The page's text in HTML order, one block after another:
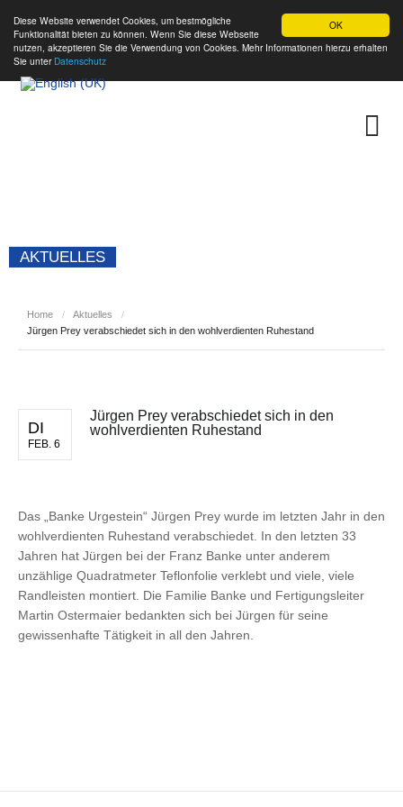
OK
Diese Website verwendet Cookies, um bestmögliche
Funktionalität bieten zu können. Wenn Sie diese Webseite
nutzen, akzeptieren Sie die Verwendung von Cookies. Mehr Informationen hierzu erhalten
Sie unter Datenschutz
AKTUELLES
Home / Aktuelles
/
Jürgen Prey verabschiedet sich in den wohlverdienten Ruhestand
DI
FEB. 6
Jürgen Prey verabschiedet sich in den
wohlverdienten Ruhestand
Das „Banke Urgestein“ Jürgen Prey wurde im letzten Jahr in den
wohlverdienten Ruhestand verabschiedet. In den letzten 33
Jahren hat Jürgen bei der Franz Banke unter anderem
unzählige Quadratmeter Teflonfolie verklebt und viele, viele
Randleisten montiert. Die Familie Banke und Fertigungsleiter
Martin Ostermaier bedankten sich bei Jürgen für seine
gewissenhafte Tätigkeit in all den Jahren.